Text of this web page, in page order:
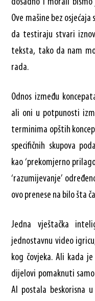
dosadno i morali
Ove mašine bez
da testiraju stvari
teksta, tako da nam
rada.
Odnos između
ali oni u potpunosti
terminima opštih
specifičnih skupova
kao ‘prekomjerno
‘razumijevanje’
ovo prenese na bilo šta
Jedna vještačka
jednostavnu video
kog čovjeka. Ali kada
dijelovi pomaknuti
AI postala beskorisna